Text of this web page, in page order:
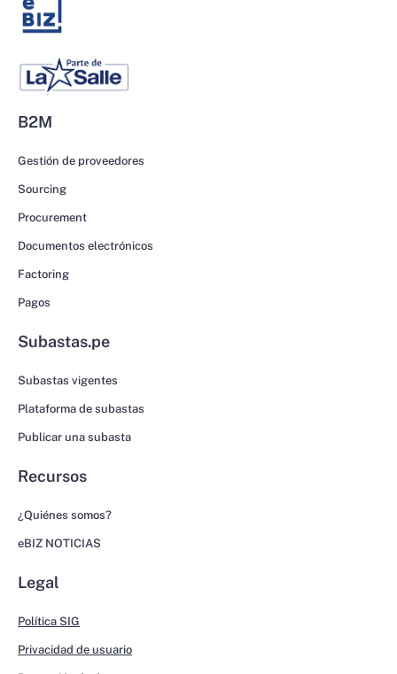
B2M
Gestión de proveedores
Sourcing
Procurement
Documentos electrónicos
Factoring
Pagos
Subastas.pe
Subastas vigentes
Plataforma de subastas
Publicar una subasta
Recursos
¿Quiénes somos?
eBIZ NOTICIAS
Legal
Política SIG
Privacidad de usuario